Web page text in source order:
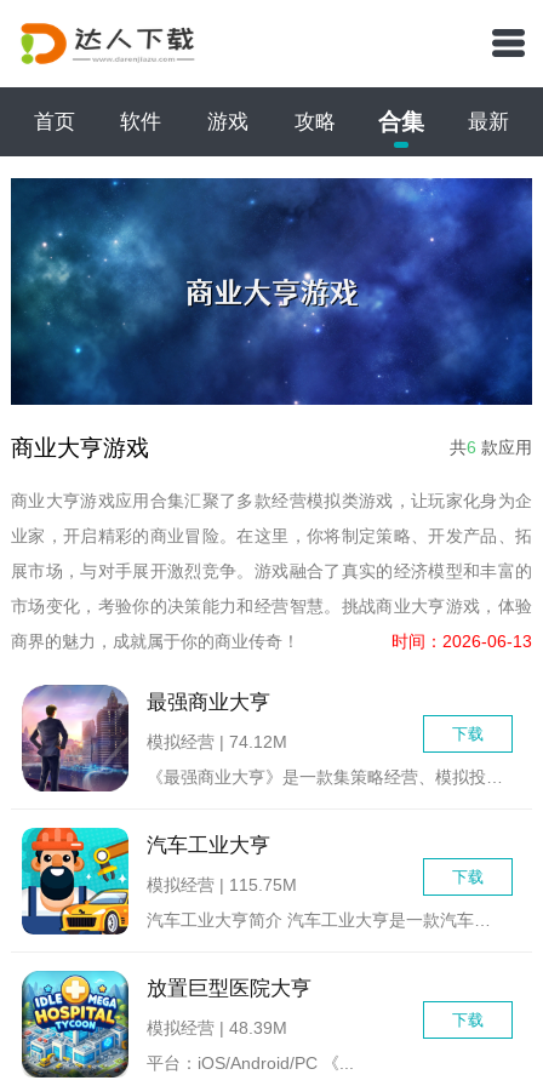
首页 软件 游戏 攻略 合集 最新
商业大亨游戏 共6 款应用
商业大亨游戏应用合集汇聚了多款经营模拟类游戏，让玩家化身为企
业家，开启精彩的商业冒险。在这里，你将制定策略、开发产品、拓
展市场，与对手展开激烈竞争。游戏融合了真实的经济模型和丰富的
市场变化，考验你的决策能力和经营智慧。挑战商业大亨游戏，体验
商界的魅力，成就属于你的商业传奇！
时间：2026-06-13
最强商业大亨
下载
模拟经营 | 74.12M
《最强商业大亨》是一款集策略经营、模拟投资与社交互动于一体的...
汽车工业大亨
下载
模拟经营 | 115.75M
汽车工业大亨简介 汽车工业大亨是一款汽车工厂模拟经营游...
放置巨型医院大亨
下载
模拟经营 | 48.39M
平台：iOS/Android/PC 《...